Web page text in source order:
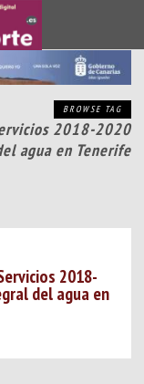
BROWSE TAG
2018-2020
agua en Tenerife
2018-
del agua en